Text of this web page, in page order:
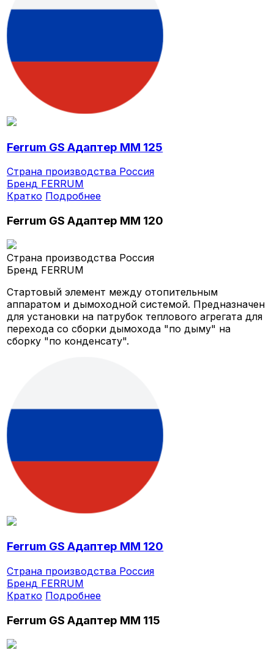
Ferrum GS Адаптер ММ 125
Страна производства Россия
Бренд FERRUM
Кратко Подробнее
Ferrum GS Адаптер ММ 120
Страна производства Россия
Бренд FERRUM
Стартовый элемент между отопительным
аппаратом и дымоходной системой. Предназначен
для установки на патрубок теплового агрегата для
перехода со сборки дымохода "по дыму" на
сборку "по конденсату".
Ferrum GS Адаптер ММ 120
Страна производства Россия
Бренд FERRUM
Кратко Подробнее
Ferrum GS Адаптер ММ 115